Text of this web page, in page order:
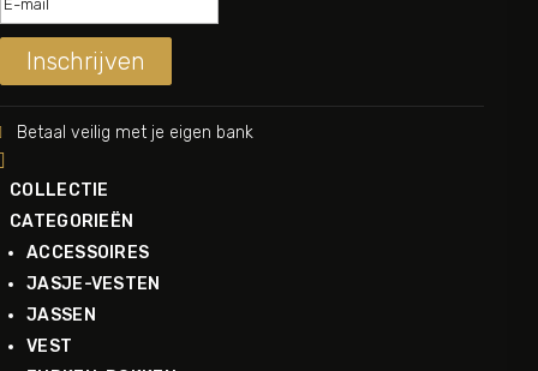
Inschrijven
Betaal veilig met je eigen bank
COLLECTIE
CATEGORIEËN
ACCESSOIRES
JASJE-VESTEN
JASSEN
VEST